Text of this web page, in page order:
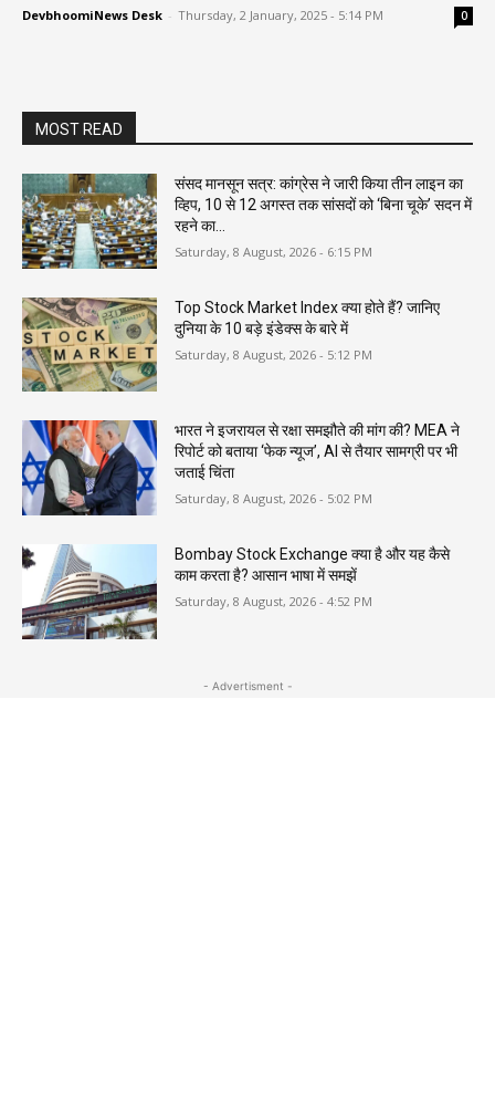
DevbhoomiNews Desk - Thursday, 2 January, 2025 - 5:14 PM 0
MOST READ
संसद मानसून सत्र: कांग्रेस ने जारी किया तीन लाइन का
व्हिप, 10 से 12 अगस्त तक सांसदों को ‘बिना चूके’ सदन में
रहने का...
Saturday, 8 August, 2026 - 6:15 PM
Top Stock Market Index क्या होते हैं? जानिए
दुनिया के 10 बड़े इंडेक्स के बारे में
Saturday, 8 August, 2026 - 5:12 PM
भारत ने इजरायल से रक्षा समझौते की मांग की? MEA ने
रिपोर्ट को बताया ‘फेक न्यूज’, AI से तैयार सामग्री पर भी
जताई चिंता
Saturday, 8 August, 2026 - 5:02 PM
Bombay Stock Exchange क्या है और यह कैसे
काम करता है? आसान भाषा में समझें
Saturday, 8 August, 2026 - 4:52 PM
- Advertisment -